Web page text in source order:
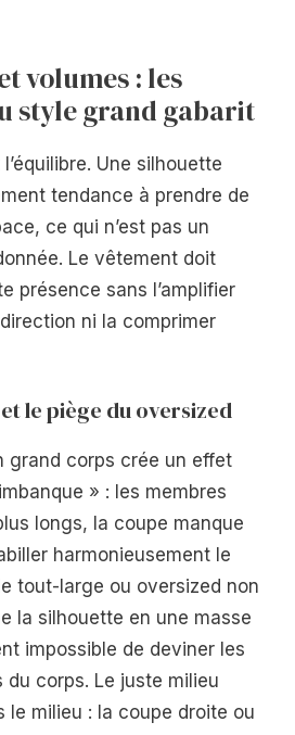
volumes : les
style grand gabarit
l’équilibre. Une silhouette
tendance à prendre de
ce qui n’est pas un
Le vêtement doit
présence sans l’amplifier
ni la comprimer
le piège du oversized
grand corps crée un effet
» : les membres
longs, la coupe manque
harmonieusement le
tout-large ou oversized non
la silhouette en une masse
impossible de deviner les
du corps. Le juste milieu
le milieu : la coupe droite ou